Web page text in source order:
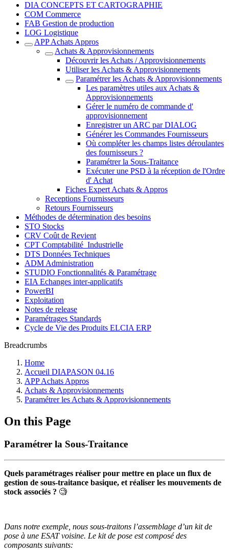
DIA CONCEPTS ET CARTOGRAPHIE
COM Commerce
FAB Gestion de production
LOG Logistique
APP Achats Appros
Achats & Approvisionnements
Découvrir les Achats / Approvisionnements
Utiliser les Achats & Approvisionnements
Paramétrer les Achats & Approvisionnements
Les paramètres utiles aux Achats &
Approvisionnements
Gérer le numéro de commande d'
approvisionnement
Enregistrer un ARC par DIALOG
Générer les Commandes Fournisseurs
Où compléter les champs listes déroulantes
des fournisseurs ?
Paramétrer la Sous-Traitance
Exécuter une PSD à la réception de l'Ordre
d' Achat
Fiches Expert Achats & Appros
Receptions Fournisseurs
Retours Fournisseurs
Méthodes de détermination des besoins
STO Stocks
CRV Coût de Revient
CPT Comptabilité_Industrielle
DTS Données Techniques
ADM Administration
STUDIO Fonctionnalités & Paramétrage
EIA Echanges inter-applicatifs
PowerBI
Exploitation
Notes de release
Paramétrages Standards
Cycle de Vie des Produits ELCIA ERP
Breadcrumbs
Home
Accueil DIAPASON 04.16
APP Achats Appros
Achats & Approvisionnements
Paramétrer les Achats & Approvisionnements
On this Page
Paramétrer la Sous-Traitance
Quels paramétrages réaliser pour mettre en place un flux de
gestion de sous-traitance basique, et réaliser les mouvements de
stock associés ? 🧐
Dans notre exemple, nous sous-traitons l’assemblage d’un kit de
pose à une ESAT voisine. Le kit de pose est composé des
composants suivants: